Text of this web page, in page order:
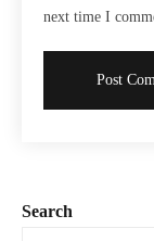
Search
next time I